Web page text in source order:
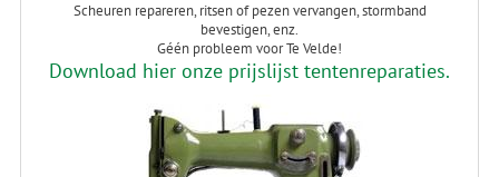
Scheuren repareren, ritsen of pezen vervangen, stormband
bevestigen, enz.
Géén probleem voor Te Velde!
Download hier onze prijslijst tentenreparaties.